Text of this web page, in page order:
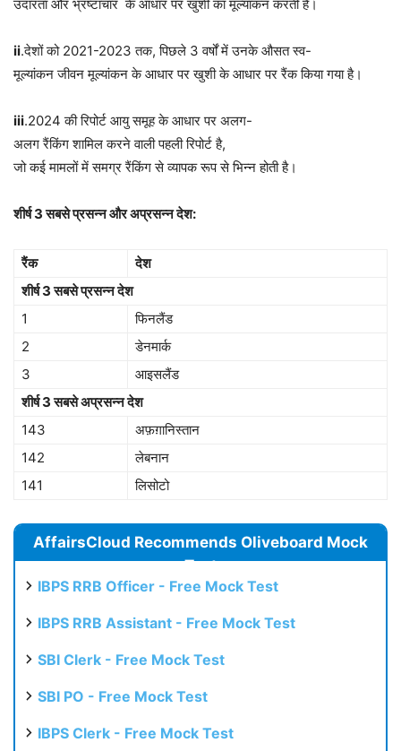
उदारता और भ्रष्टाचार के आधार पर खुशी का मूल्यांकन करती है।
ii.देशों को 2021-2023 तक, पिछले 3 वर्षों में उनके औसत स्व-
मूल्यांकन जीवन मूल्यांकन के आधार पर खुशी के आधार पर रैंक किया गया है।
iii.2024 की रिपोर्ट आयु समूह के आधार पर अलग-
अलग रैंकिंग शामिल करने वाली पहली रिपोर्ट है,
जो कई मामलों में समग्र रैंकिंग से व्यापक रूप से भिन्न होती है।
शीर्ष3सबसेप्रसन्नऔरअप्रसन्नदेश:
रैंक
देश
शीर्ष3सबसेप्रसन्नदेश
1
फिनलैंड
2
डेनमार्क
3
आइसलैंड
शीर्ष3सबसेअप्रसन्नदेश
143
अफ़ग़ानिस्तान
142
लेबनान
141
लिसोटो
AffairsCloud Recommends Oliveboard Mock
Test
IBPS RRB Officer - Free Mock Test
IBPS RRB Assistant - Free Mock Test
SBI Clerk - Free Mock Test
SBI PO - Free Mock Test
IBPS Clerk - Free Mock Test